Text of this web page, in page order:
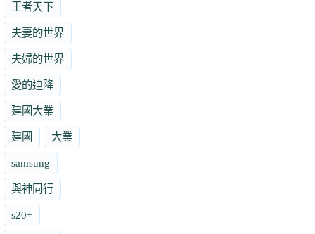
王者天下
夫妻的世界
夫婦的世界
愛的迫降
建國大業
建國 大業
samsung
與神同行
s20+